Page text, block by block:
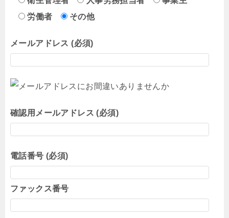
労働者
その他
メールアドレス (必須)
確認用メールアドレス (必須)
電話番号 (必須)
ファックス番号